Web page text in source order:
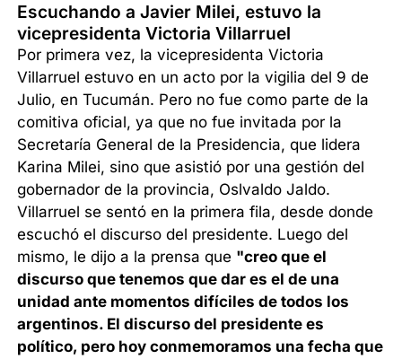
Escuchando a Javier Milei, estuvo la
vicepresidenta Victoria Villarruel
Por primera vez, la vicepresidenta Victoria
Villarruel estuvo en un acto por la vigilia del 9 de
Julio, en Tucumán. Pero no fue como parte de la
comitiva oficial, ya que no fue invitada por la
Secretaría General de la Presidencia, que lidera
Karina Milei, sino que asistió por una gestión del
gobernador de la provincia, Oslvaldo Jaldo.
Villarruel se sentó en la primera fila, desde donde
escuchó el discurso del presidente. Luego del
mismo, le dijo a la prensa que "creo que el
discurso que tenemos que dar es el de una
unidad ante momentos difíciles de todos los
argentinos. El discurso del presidente es
político, pero hoy conmemoramos una fecha que